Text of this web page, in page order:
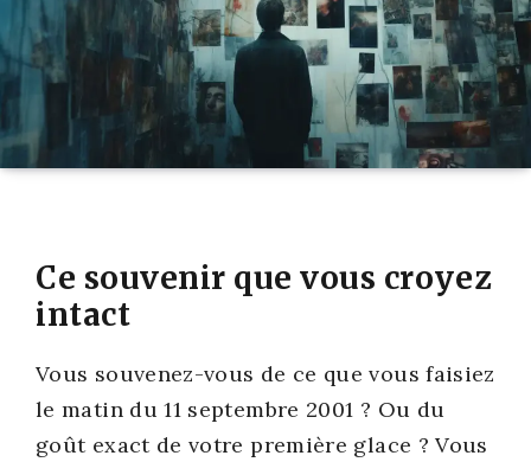
Ce souvenir que vous croyez
intact
Vous sou­ve­nez-vous de ce que vous fai­siez
le matin du 11 sep­tembre 2001 ? Ou du
goût exact de votre pre­mière glace ? Vous